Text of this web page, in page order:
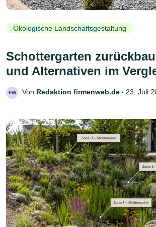
Ökologische Landschaftsgestaltung
Schottergarten
und Alternativen im
FW Von Redaktion firmenweb.de ‧ 23. Juli